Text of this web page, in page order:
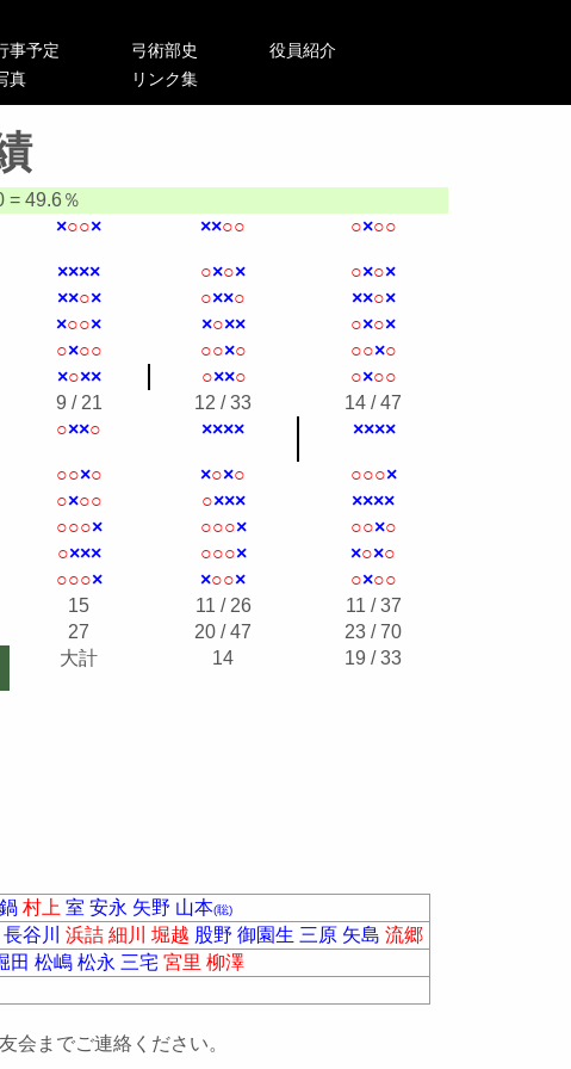
事予定 弓術部史
役員紹介
真 リンク集
= 49.6％
×○○× ××○○ ○×○○
×××× ○×○× ○×○×
××○× ○××○ ××○×
×○○× ×○×× ○×○×
○×○○ ○○×○ ○○×○
×○×× ○××○ ○×○○
9 / 21 12 / 33
14 / 47
○××○ ×××× ××××
○○×○ ×○×○ ○○○×
○×○○ ○××× ××××
○○○× ○○○× ○○×○
○××× ○○○× ×○×○
○○○× ×○○× ○×○○
15 11 / 26
11 / 37
27 20 / 47
23 / 70
大計 14 19 / 33
村上 室 安永 矢野 山本(聡)
長谷川 浜詰 細川 堀越 股野 御園生 三原 矢島 流郷
田 松嶋 松永 三宅 宮里 柳澤
会までご連絡ください。